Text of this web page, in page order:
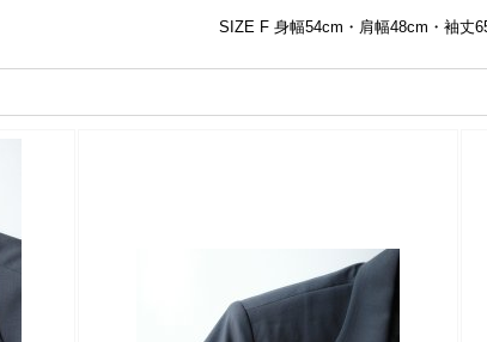
SIZE F 身幅54cm・肩幅48cm・袖丈